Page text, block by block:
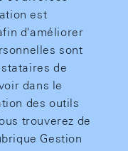
est
d'améliorer
sont
de
dans le
des outils
trouverez de
Gestion